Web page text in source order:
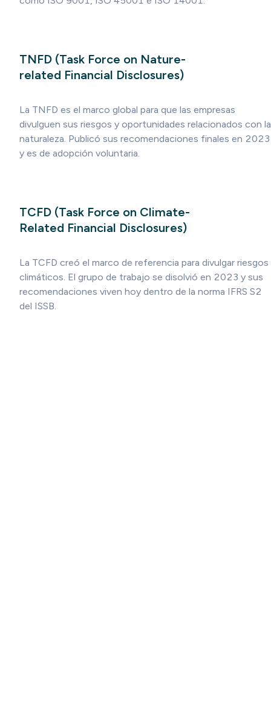
TNFD (Task Force on Nature-
related Financial Disclosures)
La TNFD es el marco global para que las empresas
divulguen sus riesgos y oportunidades relacionados con la
naturaleza. Publicó sus recomendaciones finales en 2023
y es de adopción voluntaria.
TCFD (Task Force on Climate-
Related Financial Disclosures)
La TCFD creó el marco de referencia para divulgar riesgos
climáticos. El grupo de trabajo se disolvió en 2023 y sus
recomendaciones viven hoy dentro de la norma IFRS S2
del ISSB.